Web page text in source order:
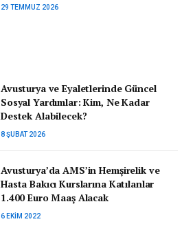
29 TEMMUZ 2026
Avusturya ve Eyaletlerinde Güncel
Sosyal Yardımlar: Kim, Ne Kadar
Destek Alabilecek?
8 ŞUBAT 2026
Avusturya’da AMS’in Hemşirelik ve
Hasta Bakıcı Kurslarına Katılanlar
1.400 Euro Maaş Alacak
6 EKIM 2022